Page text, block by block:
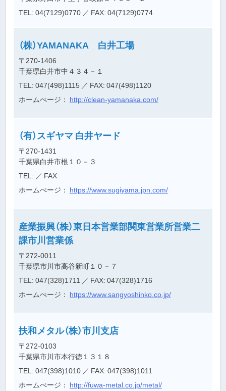
TEL: 04(7129)0770 ／ FAX: 04(7129)0774
（株）YAMANAKA 白井工場
〒270-1406
千葉県白井市中４３４－１
TEL: 047(498)1115 ／ FAX: 047(498)1120
ホームぺージ： http://clean-yamanaka.com/
（有）スギヤマ 白井ヤード
〒270-1431
千葉県白井市根１０－３
TEL: ／ FAX:
ホームぺージ： https://www.sugiyama.jpn.com/
産業振興（株）東日本営業部関東営業所営業二
課市川営業係
〒272-0011
千葉県市川市高谷新町１０－７
TEL: 047(328)1711 ／ FAX: 047(328)1716
ホームぺージ： https://www.sangyoshinko.co.jp/
扶和メタル（株）市川支店
〒272-0103
千葉県市川市本行徳１３１８
TEL: 047(398)1010 ／ FAX: 047(398)1011
ホームぺージ： http://fuwa-metal.co.jp/metal/